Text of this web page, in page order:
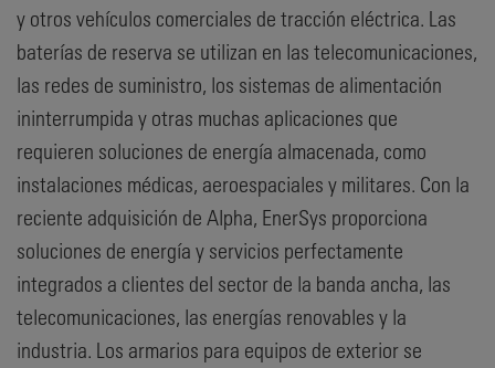
y otros vehículos comerciales de tracción eléctrica. Las
baterías de reserva se utilizan en las telecomunicaciones,
las redes de suministro, los sistemas de alimentación
ininterrumpida y otras muchas aplicaciones que
requieren soluciones de energía almacenada, como
instalaciones médicas, aeroespaciales y militares. Con la
reciente adquisición de Alpha, EnerSys proporciona
soluciones de energía y servicios perfectamente
integrados a clientes del sector de la banda ancha, las
telecomunicaciones, las energías renovables y la
industria. Los armarios para equipos de exterior se